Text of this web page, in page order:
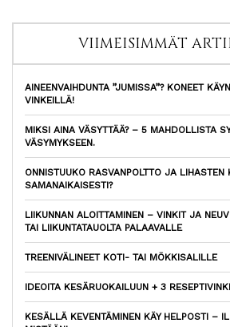
VIIMEISIMMÄT
AINEENVAIHDUNTA ”JUMISSA”? KONEET
VINKEILLÄ!
MIKSI AINA VÄSYTTÄÄ? – 5 MAHDOLLISTA
VÄSYMYKSEEN.
ONNISTUUKO RASVANPOLTTO JA LIHASTEN
SAMANAIKAISESTI?
LIIKUNNAN ALOITTAMINEN – VINKIT JA
TAI LIIKUNTATAUOLTA PALAAVALLE
TREENIVÄLINEET KOTI- TAI MÖKKISALILLE
IDEOITA KESÄRUOKAILUUN + 3
KESÄLLÄ KEVENTÄMINEN KÄY HELPOSTI –